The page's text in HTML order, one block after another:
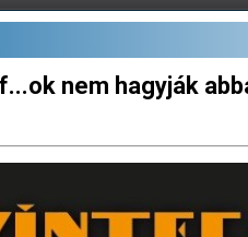
nem hagyják